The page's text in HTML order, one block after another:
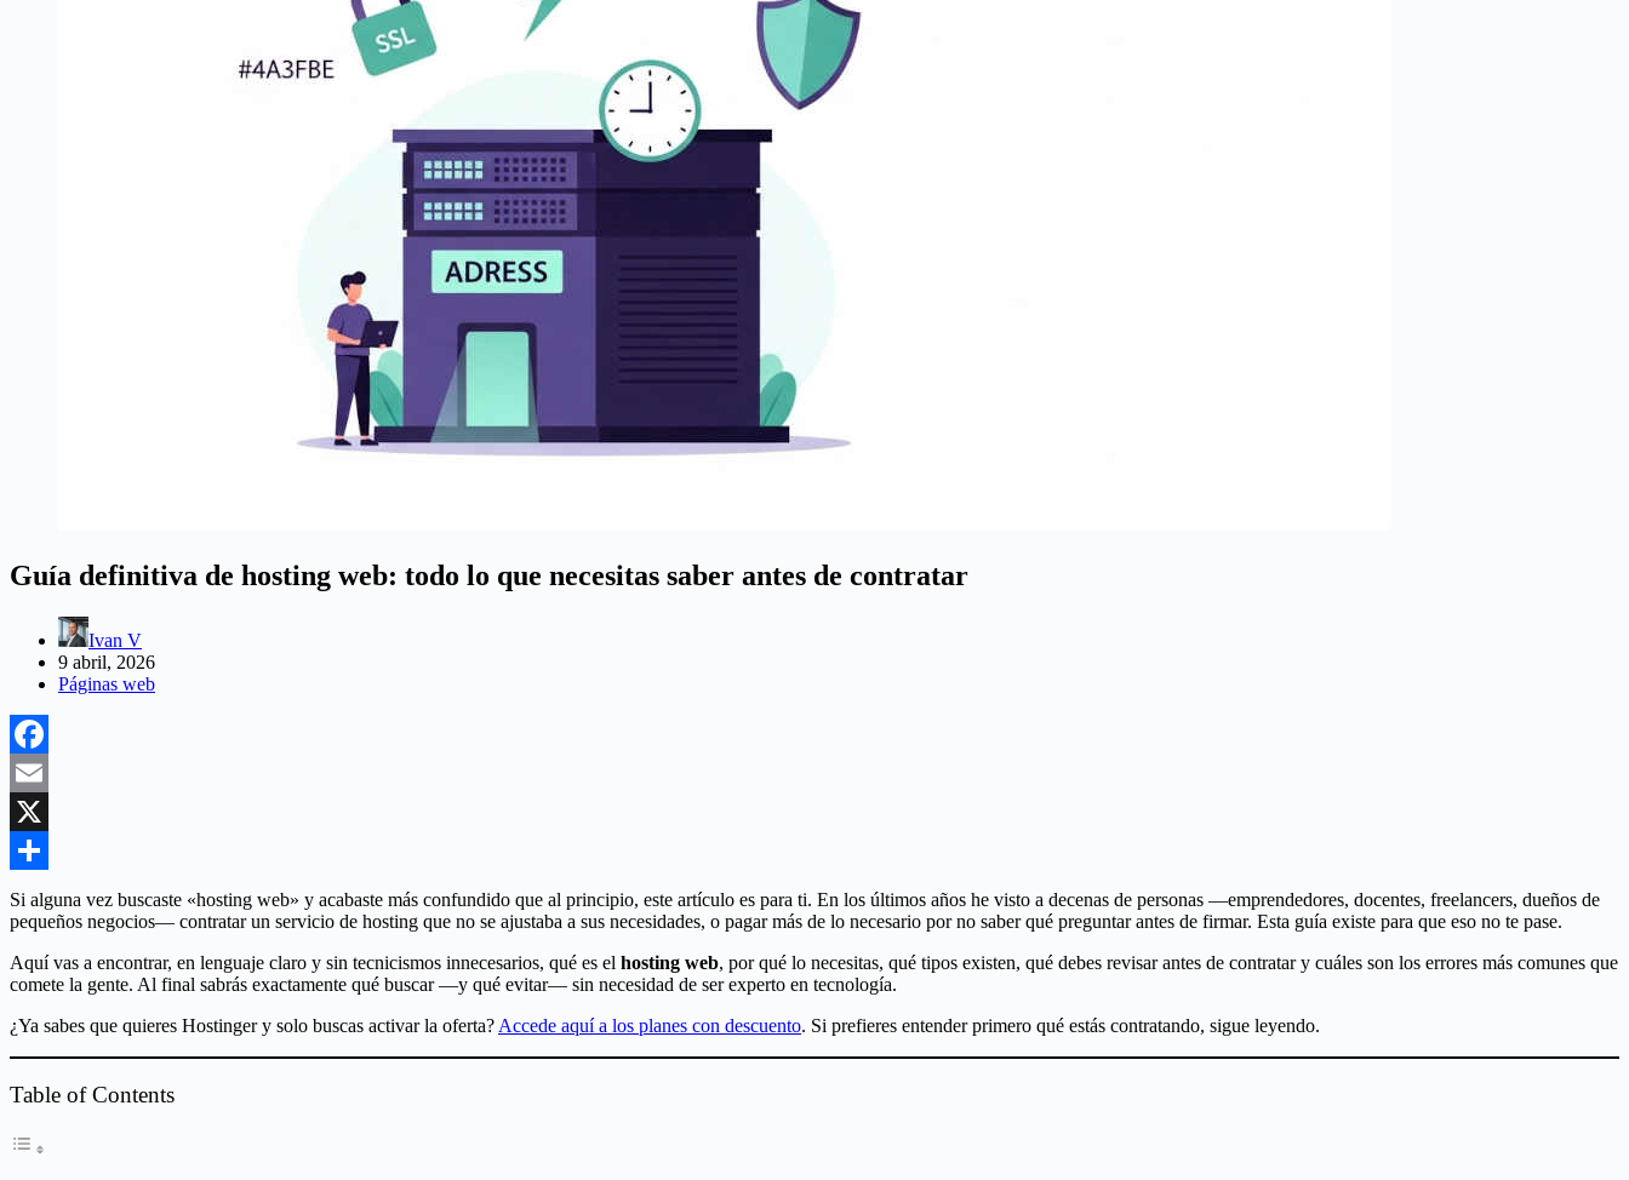
Guía definitiva de hosting web: todo lo que necesitas saber antes de contratar
Ivan V
9 abril, 2026
Páginas web
Facebook
Email
X
Compartir
Si alguna vez buscaste «hosting web» y acabaste más confundido que al principio, este artículo es para ti. En los últimos años he visto a decenas de personas —emprendedores, docentes, freelancers, dueños de
pequeños negocios— contratar un servicio de hosting que no se ajustaba a sus necesidades, o pagar más de lo necesario por no saber qué preguntar antes de firmar. Esta guía existe para que eso no te pase.
Aquí vas a encontrar, en lenguaje claro y sin tecnicismos innecesarios, qué es el hosting web, por qué lo necesitas, qué tipos existen, qué debes revisar antes de contratar y cuáles son los errores más comunes que
comete la gente. Al final sabrás exactamente qué buscar —y qué evitar— sin necesidad de ser experto en tecnología.
¿Ya sabes que quieres Hostinger y solo buscas activar la oferta? Accede aquí a los planes con descuento. Si prefieres entender primero qué estás contratando, sigue leyendo.
Table of Contents